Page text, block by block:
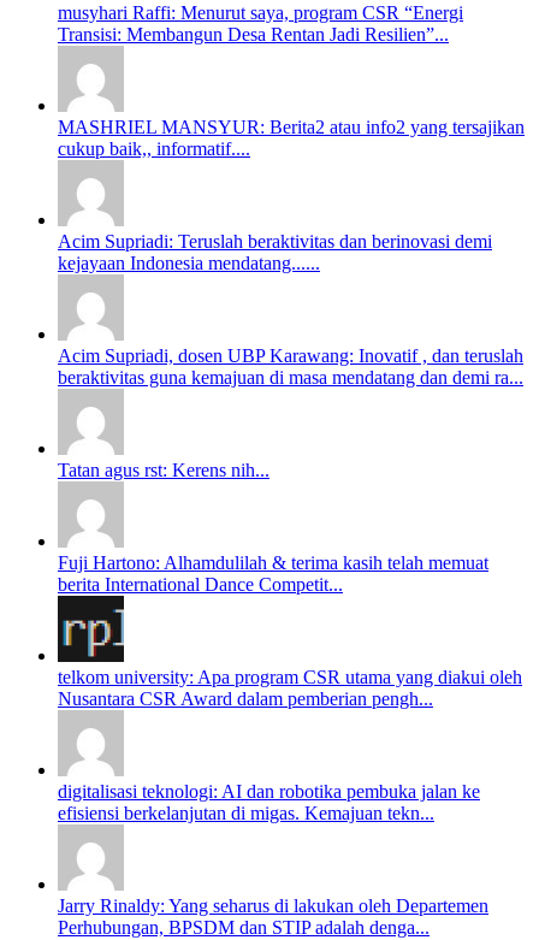
musyhari Raffi: Menurut saya, program CSR “Energi
Transisi: Membangun Desa Rentan Jadi Resilien”...
MASHRIEL MANSYUR: Berita2 atau info2 yang tersajikan
cukup baik,, informatif....
Acim Supriadi: Teruslah beraktivitas dan berinovasi demi
kejayaan Indonesia mendatang......
Acim Supriadi, dosen UBP Karawang: Inovatif , dan teruslah
beraktivitas guna kemajuan di masa mendatang dan demi ra...
Tatan agus rst: Kerens nih...
Fuji Hartono: Alhamdulilah & terima kasih telah memuat
berita International Dance Competit...
telkom university: Apa program CSR utama yang diakui oleh
Nusantara CSR Award dalam pemberian pengh...
digitalisasi teknologi: AI dan robotika pembuka jalan ke
efisiensi berkelanjutan di migas. Kemajuan tekn...
Jarry Rinaldy: Yang seharus di lakukan oleh Departemen
Perhubungan, BPSDM dan STIP adalah denga...